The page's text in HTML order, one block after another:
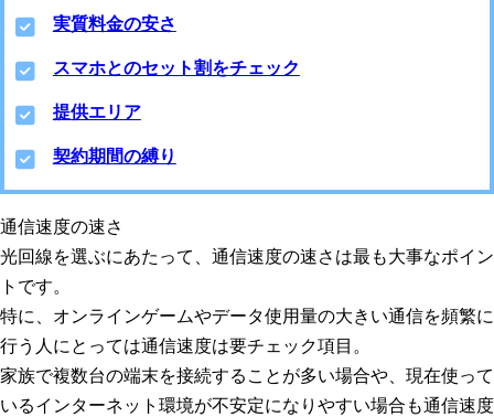
実質料金の安さ
スマホとのセット割をチェック
提供エリア
契約期間の縛り
通信速度の速さ
光回線を選ぶにあたって、 通信速度の速さ は最も大事なポイン
トです。
特に、オンラインゲームやデータ使用量の大きい通信を頻繁に
行う人にとっては通信速度は要チェック項目。
家族で複数台の端末を接続することが多い場合や、現在使って
いるインターネット環境が不安定になりやすい場合も通信速度